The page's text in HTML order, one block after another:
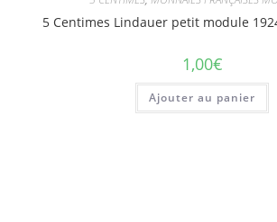
5 Centimes Lindauer petit module
1,00€
Ajouter au panier